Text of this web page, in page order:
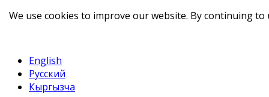
English
Русский
Кыргызча
We use cookies to improve our website. By continuing